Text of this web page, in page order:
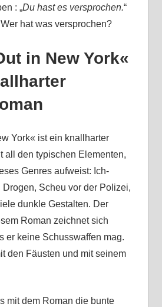
: „Du hast es versprochen.“
hat was versprochen?
in New York«
York« ist ein knallharter
all den typischen Elementen,
Genres aufweist: Ich-
Drogen, Scheu vor der Polizei,
dunkle Gestalten. Der
Roman zeichnet sich
er keine Schusswaffen mag.
den Fäusten und mit seinem
mit dem Roman die bunte